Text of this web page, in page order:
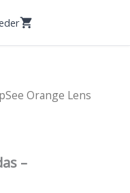
Orange Lens
–